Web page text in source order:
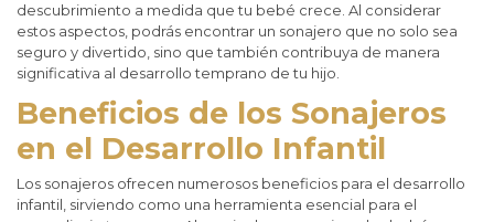
descubrimiento a medida que tu bebé crece. Al considerar
estos aspectos, podrás encontrar un sonajero que no solo sea
seguro y divertido, sino que también contribuya de manera
significativa al desarrollo temprano de tu hijo.
Beneficios de los Sonajeros
en el Desarrollo Infantil
Los sonajeros ofrecen numerosos beneficios para el desarrollo
infantil, sirviendo como una herramienta esencial para el